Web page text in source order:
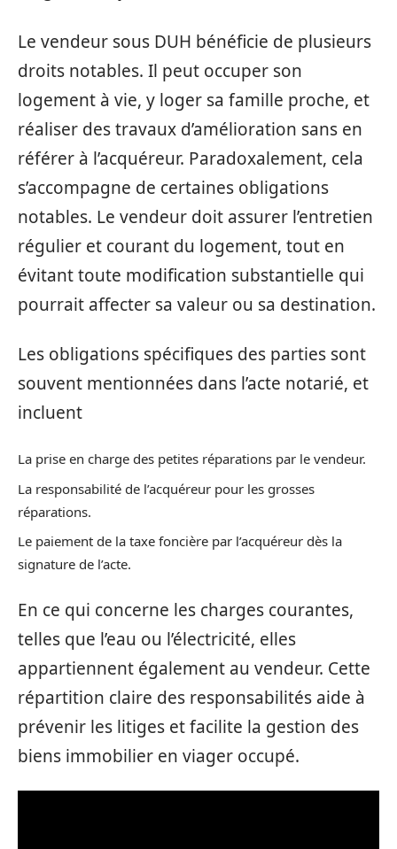
Le vendeur sous DUH bénéficie de plusieurs
droits notables. Il peut occuper son
logement à vie, y loger sa famille proche, et
réaliser des travaux d’amélioration sans en
référer à l’acquéreur. Paradoxalement, cela
s’accompagne de certaines obligations
notables. Le vendeur doit assurer l’entretien
régulier et courant du logement, tout en
évitant toute modification substantielle qui
pourrait affecter sa valeur ou sa destination.
Les obligations spécifiques des parties sont
souvent mentionnées dans l’acte notarié, et
incluent
La prise en charge des petites réparations par le vendeur.
La responsabilité de l’acquéreur pour les grosses
réparations.
Le paiement de la taxe foncière par l’acquéreur dès la
signature de l’acte.
En ce qui concerne les charges courantes,
telles que l’eau ou l’électricité, elles
appartiennent également au vendeur. Cette
répartition claire des responsabilités aide à
prévenir les litiges et facilite la gestion des
biens immobilier en viager occupé.